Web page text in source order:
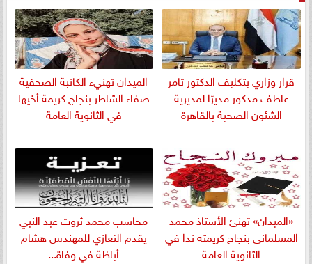
قرار وزاري بتكليف الدكتور تامر
عاطف مدكور مديرًا لمديرية
الشئون الصحية بالقاهرة
الميدان تهنيء الكاتبة الصحفية
صفاء الشاطر بنجاج كريمة أخيها
في الثانوية العامة
«الميدان» تهنئ الأستاذ محمد
المسلمانى بنجاح كريمته ندا في
الثانوية العامة
​محاسب محمد ثروت عبد النبي
يقدم التعازي للمهندس هشام
أباظة في وفاة...